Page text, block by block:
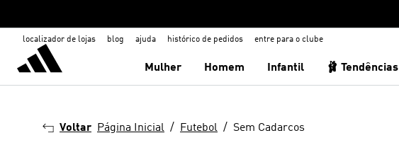
localizador de lojas blog ajuda histórico de pedidos entre para o clube
Mulher Homem Infantil 🩰 Tendências
Voltar Página Inicial Futebol Sem Cadarcos